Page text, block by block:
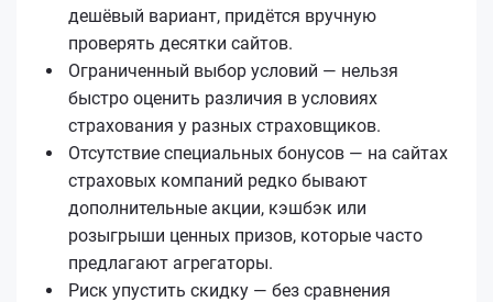
дешёвый вариант, придётся вручную
проверять десятки сайтов.
Ограниченный выбор условий — нельзя
быстро оценить различия в условиях
страхования у разных страховщиков.
Отсутствие специальных бонусов — на сайтах
страховых компаний редко бывают
дополнительные акции, кэшбэк или
розыгрыши ценных призов, которые часто
предлагают агрегаторы.
Риск упустить скидку — без сравнения